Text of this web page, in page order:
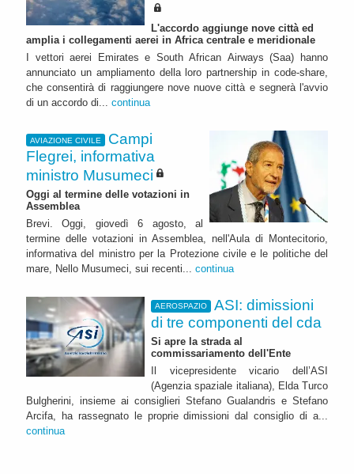
L'accordo aggiunge nove città ed
amplia i collegamenti aerei in Africa centrale e meridionale
I vettori aerei Emirates e South African Airways (Saa) hanno
annunciato un ampliamento della loro partnership in code-share,
che consentirà di raggiungere nove nuove città e segnerà l'avvio
di un accordo di... continua
AVIAZIONE CIVILE
Campi
Flegrei, informativa
ministro Musumeci
Oggi al termine delle votazioni in
Assemblea
Brevi. Oggi, giovedì 6 agosto, al
termine delle votazioni in Assemblea, nell'Aula di Montecitorio,
informativa del ministro per la Protezione civile e le politiche del
mare, Nello Musumeci, sui recenti... continua
AEROSPAZIO
ASI: dimissioni
di tre componenti del cda
Si apre la strada al
commissariamento dell'Ente
Il vicepresidente vicario dell’ASI
(Agenzia spaziale italiana), Elda Turco
Bulgherini, insieme ai consiglieri Stefano Gualandris e Stefano
Arcifa, ha rassegnato le proprie dimissioni dal consiglio di a...
continua